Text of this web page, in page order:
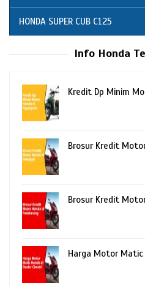
HONDA SUPER CUB C125
Info Honda
Kredit Dp Minim
Brosur Kredit
Brosur Kredit
Harga Motor Matic